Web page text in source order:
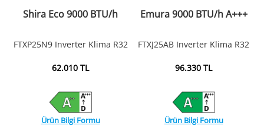
Shira Eco 9000 BTU/h
FTXP25N9 Inverter Klima R32
62.010 TL
Ürün Bilgi Formu
Emura 9000 BTU/h A+++
FTXJ25AB Inverter Klima R32
96.330 TL
Ürün Bilgi Formu